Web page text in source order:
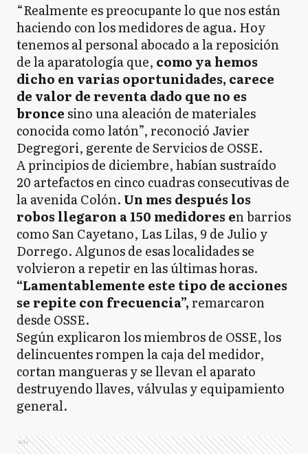
“Realmente es preocupante lo que nos están
haciendo con los medidores de agua. Hoy
tenemos al personal abocado a la reposición
de la aparatología que, como ya hemos
dicho en varias oportunidades, carece
de valor de reventa dado que no es
broncesino una aleación de materiales
conocida como latón”, reconoció Javier
Degregori, gerente de Servicios de OSSE.
A principios de diciembre, habían sustraído
20 artefactos en cinco cuadras consecutivas de
la avenida Colón. Un mes después los
robos llegaron a 150 medidores en barrios
como San Cayetano, Las Lilas, 9 de Julio y
Dorrego. Algunos de esas localidades se
volvieron a repetir en las últimas horas.
“Lamentablemente este tipo de acciones
se repite con frecuencia”,remarcaron
desde OSSE.
Según explicaron los miembros de OSSE, los
delincuentes rompen la caja del medidor,
cortan mangueras y se llevan el aparato
destruyendo llaves, válvulas y equipamiento
general.
Ads